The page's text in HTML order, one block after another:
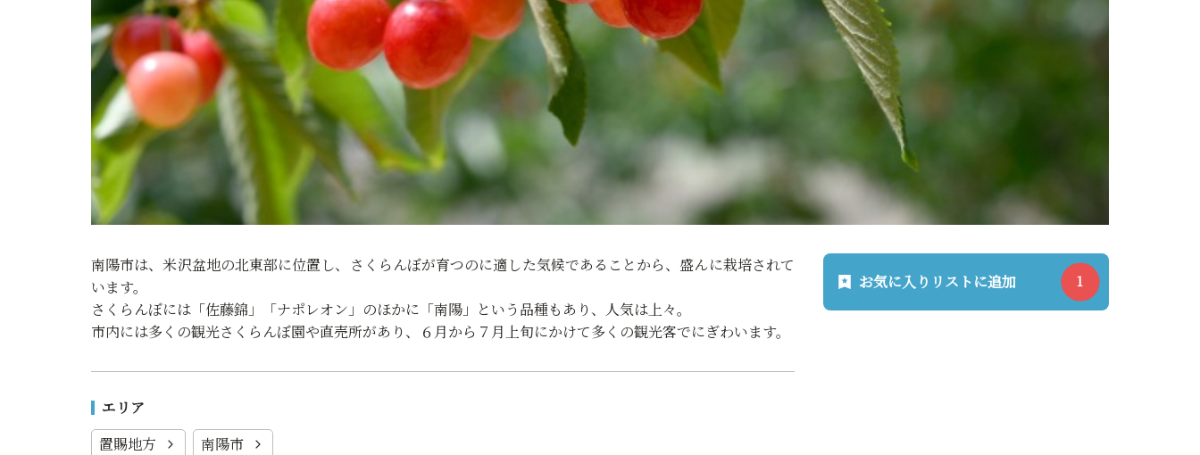
南陽市は、米沢盆地の北東部に位置し、さくらんぼが育つのに適した気候であることから、盛んに栽培されて
います。
さくらんぼには「佐藤錦」「ナポレオン」のほかに「南陽」という品種もあり、人気は上々。
市内には多くの観光さくらんぼ園や直売所があり、６月から７月上旬にかけて多くの観光客でにぎわいます。
エリア
置賜地方
南陽市
お気に入りリストに追加